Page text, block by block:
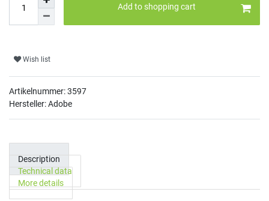
Add to shopping cart
Wish list
Artikelnummer:3597
Hersteller: Adobe
Description
Technical data
More details